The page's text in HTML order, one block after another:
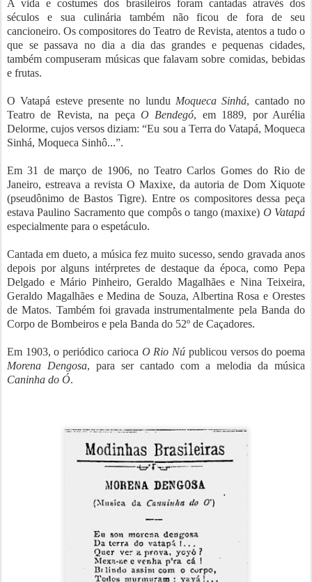
A vida e costumes dos brasileiros foram cantadas através dos
séculos e sua culinária também não ficou de fora de seu
cancioneiro. Os compositores do Teatro de Revista, atentos a tudo o
que se passava no dia a dia das grandes e pequenas cidades,
também compuseram músicas que falavam sobre comidas, bebidas
e frutas.
O Vatapá esteve presente no lundu Moqueca Sinhá, cantado no
Teatro de Revista, na peça O Bendegó, em 1889, por Aurélia
Delorme, cujos versos diziam: “Eu sou a Terra do Vatapá, Moqueca
Sinhá, Moqueca Sinhô...”.
Em 31 de março de 1906, no Teatro Carlos Gomes do Rio de
Janeiro, estreava a revista O Maxixe, da autoria de Dom Xiquote
(pseudônimo de Bastos Tigre). Entre os compositores dessa peça
estava Paulino Sacramento que compôs o tango (maxixe) O Vatapá
especialmente para o espetáculo.
Cantada em dueto, a música fez muito sucesso, sendo gravada anos
depois por alguns intérpretes de destaque da época, como Pepa
Delgado e Mário Pinheiro, Geraldo Magalhães e Nina Teixeira,
Geraldo Magalhães e Medina de Souza, Albertina Rosa e Orestes
de Matos. Também foi gravada instrumentalmente pela Banda do
Corpo de Bombeiros e pela Banda do 52º de Caçadores.
Em 1903, o periódico carioca O Rio Nú publicou versos do poema
Morena Dengosa, para ser cantado com a melodia da música
Caninha do Ó.